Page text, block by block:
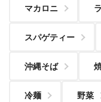
マカロニ
スパゲティー
沖縄そば
冷麺 野菜